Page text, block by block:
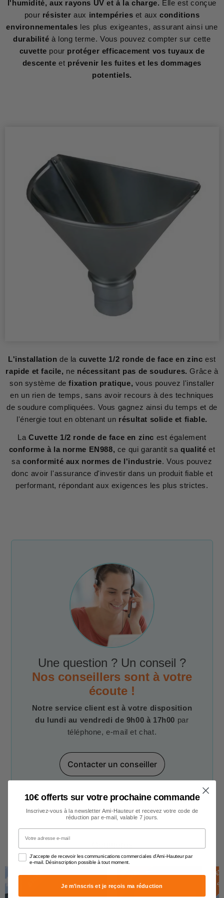
l'humidité, aux rayons UV et à la charge. Elle est conçue
pour résister aux intempéries et auxconditions
environnementales les plus exigeantes, assurant ainsi une
durabilité à long terme. Vous pouvez compter sur cette
cuvette pour protéger efficacement vos tuyaux de
descente et prévenir les fuites et les dommages
potentiels.
L'installation de la cuvette 1/2 ronde de face en zinc est
rapide et facile, ne nécessitant pas de soudures.Grâce à
son système defixation pratique, vous pouvez l'installer
en un rien de temps, sans avoir recours à des techniques
de soudure compliquées. Vous gagnez ainsi du temps et de
l'énergie tout en obtenant un résultat solide et fiable.
LaCuvette 1/2 ronde de face en zinc est également
conforme à la norme EN988, ce qui garantit saqualité et
saconformité aux normes de l'industrie. Vous pouvez
donc avoir l'assurance d'investir dans un produit fiable et
performant, répondant aux exigences les plus strictes.
Une question ? Un conseil ?
Nos conseillers sont à votre
écoute !
Notre service client est à votre disposition
du lundi au vendredi de 9h00 à 17h00 par
téléphone, e-mail et chat.
Contacter un conseiller
K K E
N
S
T
O
C
10€ offerts sur votre prochaine commande
Inscrivez-vous à la newsletter Ami-Hauteur et recevez votre code de
réduction par e-mail, valable 7 jours.
Votre adresse e-mail
J'accepte de recevoir les communications commerciales d'Ami-Hauteur par
e-mail. Désinscription possible à tout moment.
Je m'inscris et je reçois ma réduction